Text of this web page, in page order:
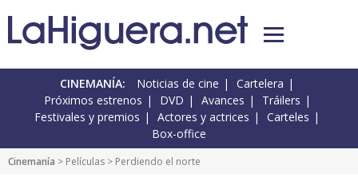
CINEMANÍA: Noticias de cine
Cartelera
Próximos estrenos
DVD Avances
Tráilers
Festivales y premios
Actores y actrices
Carteles
Box-office
Cinemanía > Películas > Perdiendo el norte